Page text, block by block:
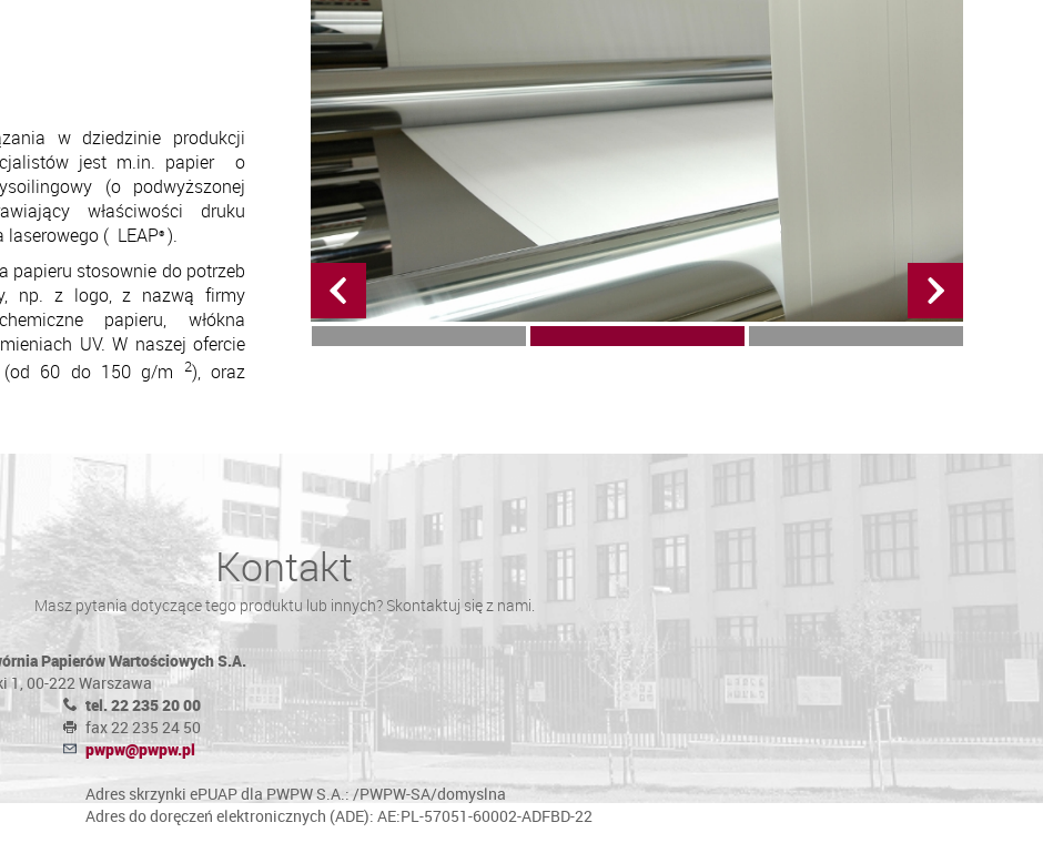
w dzie­dzinie produkcji
jest m.in. papier o
(o podwyższonej
właściwości druku
laserowego ( LEAP® ).
papieru stosownie do potrzeb
np. z logo, z nazwą firmy
papieru, włókna
UV. W naszej ofercie
(od 60 do 150 g/m
2), oraz
Kontakt
Masz pytania dotyczące tego produktu lub innych? Skontaktuj się z nami.
Papierów Wartościowych S.A.
1, 00-222 Warszawa
tel. 22 235 20 00
fax 22 235 24 50
pwpw@pwpw.pl
Adres skrzynki ePUAP dla PWPW S.A.: /PWPW-SA/domyslna
Adres do doręczeń elektronicznych (ADE): AE:PL-57051-60002-ADFBD-22